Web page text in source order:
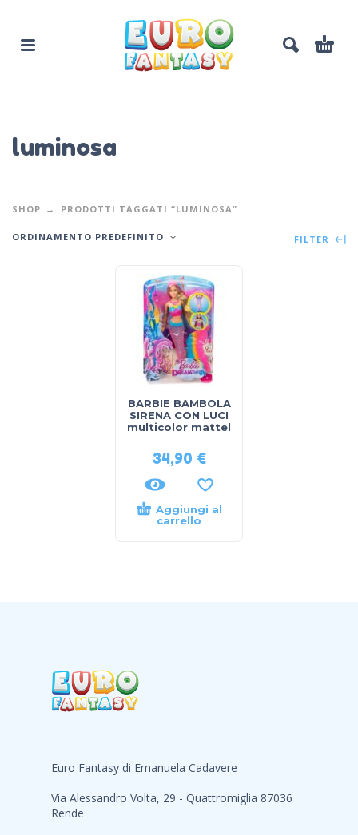
luminosa
SHOP PRODOTTI TAGGATI “LUMINOSA”
ORDINAMENTO PREDEFINITO FILTER
BARBIE BAMBOLA
SIRENA CON LUCI
multicolor mattel
34,90 €
Aggiungi al
carrello
Euro Fantasy di Emanuela Cadavere
Via Alessandro Volta, 29 - Quattromiglia 87036
Rende